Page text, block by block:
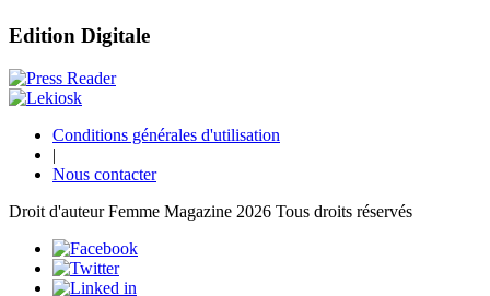
Edition Digitale
Conditions générales d'utilisation
|
Nous contacter
Droit d'auteur Femme Magazine 2026 Tous droits réservés